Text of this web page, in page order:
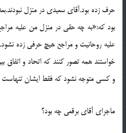
حرف زده بود.آقاي سعيدي در منزل
بود که:«به چه حقي در منزل من عليه
عليه روحانيت و مراجع هيچ حرفي زده
خواستند همه تصور کنند که اتحاد و
و کسي متوجه نشود که فقط ايشان تنهاست
ماجراي آقاي برقعي چه بود؟